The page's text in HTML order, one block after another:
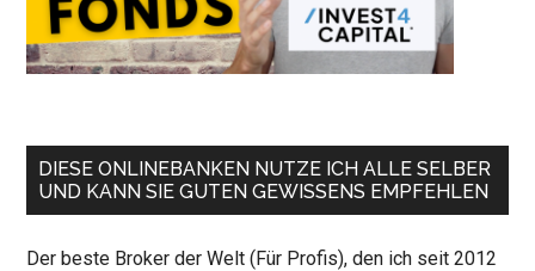
DIESE ONLINEBANKEN NUTZE ICH ALLE SELBER
UND KANN SIE GUTEN GEWISSENS EMPFEHLEN
Der beste Broker der Welt (Für Profis), den ich seit 2012